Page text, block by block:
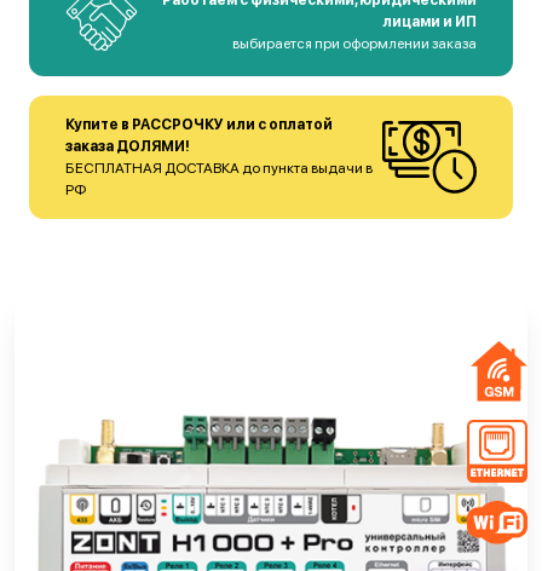
лицами и ИП
выбирается при оформлении заказа
Купите в РАССРОЧКУ или с оплатой
заказа ДОЛЯМИ!
БЕСПЛАТНАЯ ДОСТАВКА до пункта выдачи в
РФ